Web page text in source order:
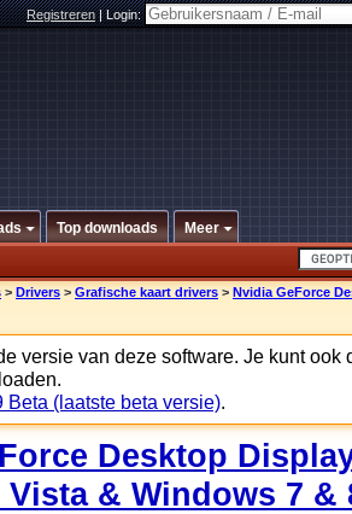
Registreren|Login:
Top downloads Meer
> Drivers > Grafische kaart drivers > Nvidia GeForce
versie van deze software. Je kunt ook
Beta (laatste beta versie).
Desktop
& Windows 7 &